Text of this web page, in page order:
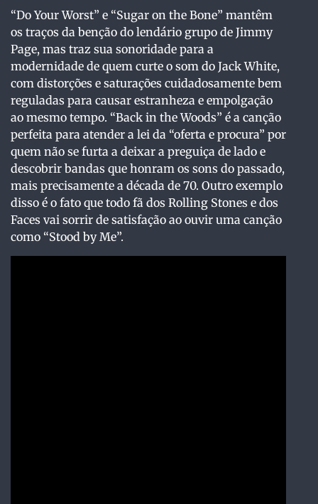
“Do Your Worst” e “Sugar on the Bone” mantêm
os traços da benção do lendário grupo de Jimmy
Page, mas traz sua sonoridade para a
modernidade de quem curte o som do Jack White,
com distorções e saturações cuidadosamente bem
reguladas para causar estranheza e empolgação
ao mesmo tempo. “Back in the Woods” é a canção
perfeita para atender a lei da “oferta e procura” por
quem não se furta a deixar a preguiça de lado e
descobrir bandas que honram os sons do passado,
mais precisamente a década de 70. Outro exemplo
disso é o fato que todo fã dos Rolling Stones e dos
Faces vai sorrir de satisfação ao ouvir uma canção
como “Stood by Me”.